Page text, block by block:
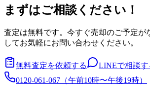
まずはご相談ください！
査定は無料です。今すぐ売却のご予定が
してお気軽にお問い合わせください。
無料査定を依頼する
LINEで相談す
0120-061-067 （午前10時〜午後19時）